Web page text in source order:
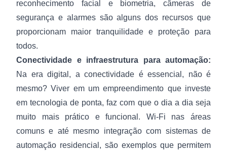
reconhecimento facial e biometria, câmeras de
segurança e alarmes são alguns dos recursos que
proporcionam maior tranquilidade e proteção para
todos.
Conectividade e infraestrutura para automação:
Na era digital, a conectividade é essencial, não é
mesmo? Viver em um empreendimento que investe
em tecnologia de ponta, faz com que o dia a dia seja
muito mais prático e funcional. Wi-Fi nas áreas
comuns e até mesmo integração com sistemas de
automação residencial, são exemplos que permitem